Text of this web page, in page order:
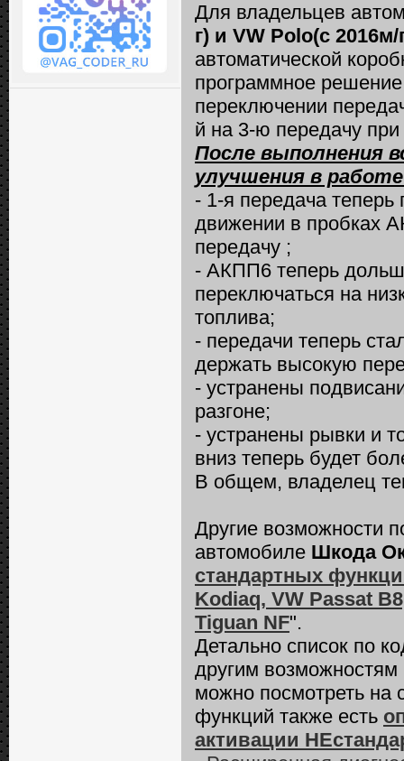
Для владельцев
г) и VW Polo(с 2016м/
автоматической
программное
переключении
й на 3-ю передачу
После выполнения
улучшения в
- 1-я передача
движении в пробках
передачу ;
- АКПП6 теперь
переключаться на
топлива;
- передачи теперь
держать высокую
- устранены
разгоне;
- устранены рывки и
вниз теперь будет
В общем, владелец
Другие возможности
автомобиле Шкода
стандартных
Kodiaq, VW Passat
Tiguan NF".
Детально список по
другим
можно посмотреть на
функций также есть
активации